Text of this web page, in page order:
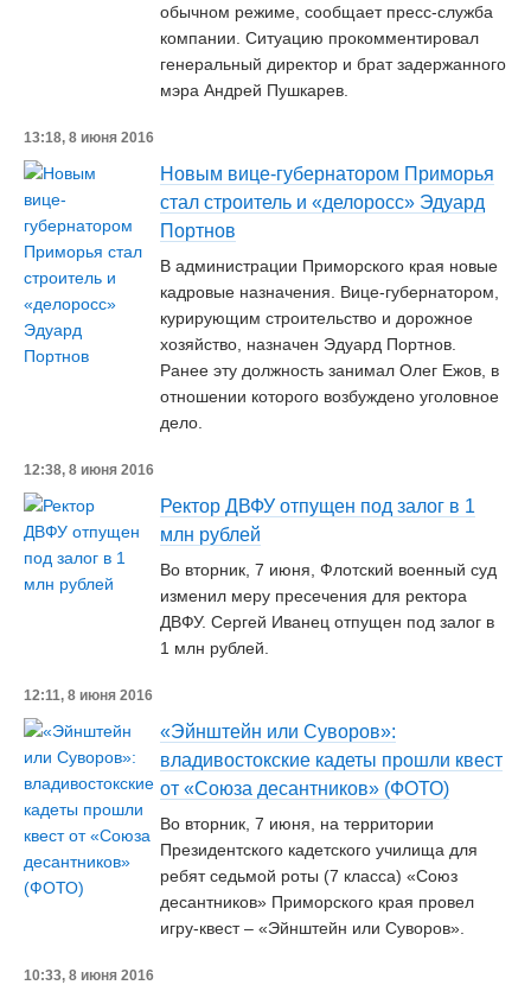
обычном режиме, сообщает пресс-служба
компании. Ситуацию прокомментировал
генеральный директор и брат задержанного
мэра Андрей Пушкарев.
13:18, 8 июня 2016
Новым вице-губернатором Приморья
стал строитель и «делоросс» Эдуард
Портнов
В администрации Приморского края новые
кадровые назначения. Вице-губернатором,
курирующим строительство и дорожное
хозяйство, назначен Эдуард Портнов.
Ранее эту должность занимал Олег Ежов, в
отношении которого возбуждено уголовное
дело.
12:38, 8 июня 2016
Ректор ДВФУ отпущен под залог в 1
млн рублей
Во вторник, 7 июня, Флотский военный суд
изменил меру пресечения для ректора
ДВФУ. Сергей Иванец отпущен под залог в
1 млн рублей.
12:11, 8 июня 2016
«Эйнштейн или Суворов»:
владивостокские кадеты прошли квест
от «Союза десантников» (ФОТО)
Во вторник, 7 июня, на территории
Президентского кадетского училища для
ребят седьмой роты (7 класса) «Союз
десантников» Приморского края провел
игру-квест – «Эйнштейн или Суворов».
10:33, 8 июня 2016